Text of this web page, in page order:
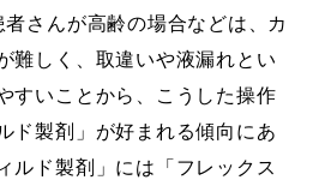
者さんが高齢の場合などは、カ
難しく、取違いや液漏れとい
すいことから、こうした操作
ド製剤」が好まれる傾向にあ
ルド製剤」には「フレックス